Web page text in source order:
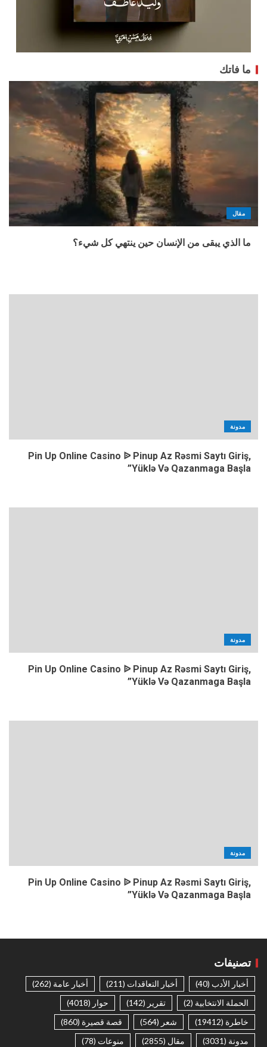
ما فاتك
مقال
ما الذي يبقى من الإنسان حين ينتهي كل شيء؟
مدونة
Pin Up Online Casino ᐉ Pinup Az Rəsmi Saytı Giriş,
Yüklə Və Qazanmaga Başla”
مدونة
Pin Up Online Casino ᐉ Pinup Az Rəsmi Saytı Giriş,
Yüklə Və Qazanmaga Başla”
مدونة
Pin Up Online Casino ᐉ Pinup Az Rəsmi Saytı Giriş,
Yüklə Və Qazanmaga Başla”
تصنيفات
أخبار الأدب (40) أخبار التعاقدات (211) أخبار عامة (262)
الحملة الانتخابية (2) تقرير (142) حوار (4018)
خاطرة (19412) شعر (564) قصة قصيرة (860)
مدونة (3031) مقال (2855) منوعات (78)